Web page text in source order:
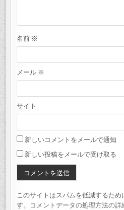
名前 ※
メール ※
サイト
新しいコメントをメールで通知
新しい投稿をメールで受け取る
このサイトはスパムを低減するた
す。
コメントデータの処理方法の